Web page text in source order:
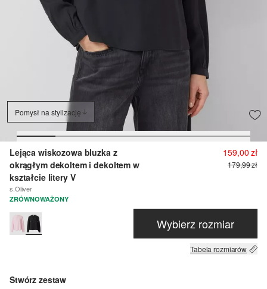
Pomysł na stylizację
Lejąca wiskozowa bluzka z
okrągłym dekoltem i dekoltem w
kształcie litery V
s.Oliver
159,00 zł
179,99 zł
ZRÓWNOWAŻONY
Wybierz rozmiar
Tabela rozmiarów
Stwórz zestaw